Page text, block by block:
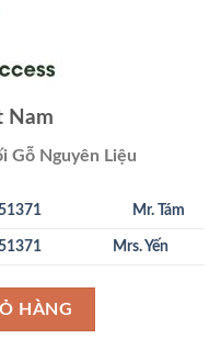
Nam
Gỗ Nguyên Liệu
Mr. Tám
Mrs. Yến
HÀNG